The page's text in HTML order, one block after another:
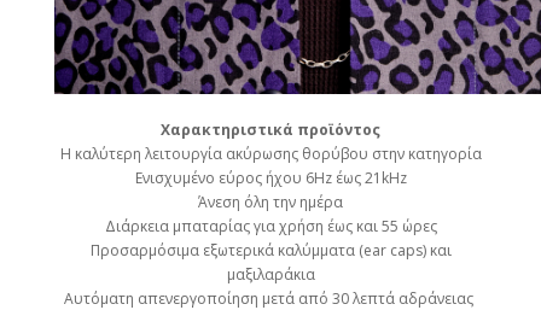
Χαρακτηριστικά προϊόντος
Η καλύτερη λειτουργία ακύρωσης θορύβου στην κατηγορία
Ενισχυμένο εύρος ήχου 6Hz έως 21kHz
Άνεση όλη την ημέρα
Διάρκεια μπαταρίας για χρήση έως και 55 ώρες
Προσαρμόσιμα εξωτερικά καλύμματα (ear caps) και
μαξιλαράκια
Αυτόματη απενεργοποίηση μετά από 30 λεπτά αδράνειας